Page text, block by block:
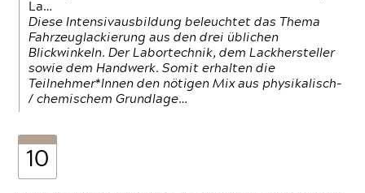
La…
Diese Intensivausbildung beleuchtet das Thema
Fahrzeuglackierung aus den drei üblichen
Blickwinkeln. Der Labortechnik, dem Lackhersteller
sowie dem Handwerk. Somit erhalten die
Teilnehmer*Innen den nötigen Mix aus physikalisch-
/ chemischem Grundlage…
10